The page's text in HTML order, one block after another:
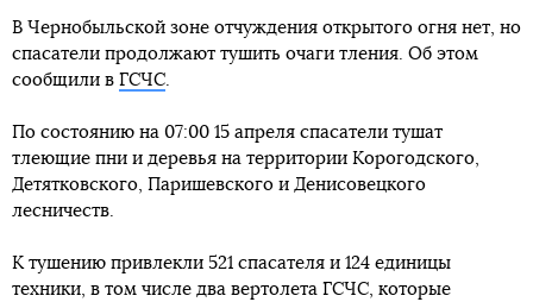
В Чернобыльской зоне отчуждения открытого огня нет, но
спасатели продолжают тушить очаги тления. Об этом
сообщили в ГСЧС.
По состоянию на 07:00 15 апреля спасатели тушат
тлеющие пни и деревья на территории Корогодского,
Детятковского, Паришевского и Денисовецкого
лесничеств.
К тушению привлекли 521 спасателя и 124 единицы
техники, в том числе два вертолета ГСЧС, которые